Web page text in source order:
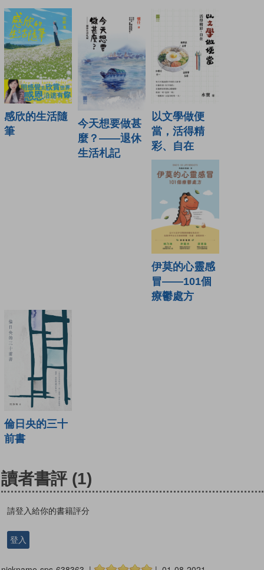
感欣的生活隨
筆
今天想要做甚
麼？——退休
生活札記
以文學做便
當，活得精
彩、自在
伊莫的心靈感
冒——101個
療鬱處方
倫日央的三十
前書
讀者書評 (1)
請登入給你的書籍評分
登入